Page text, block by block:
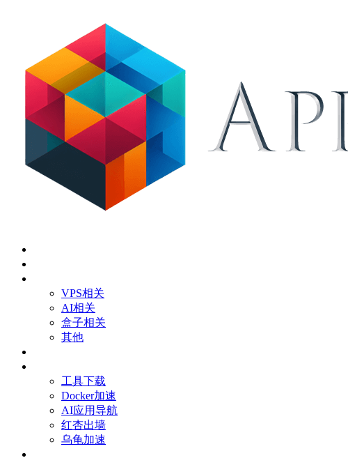
VPS相关
AI相关
盒子相关
其他
工具下载
Docker加速
AI应用导航
红杏出墙
乌龟加速